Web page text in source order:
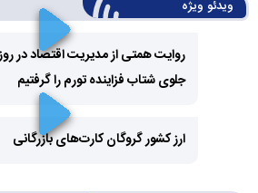
ویدئو ویژه
Play
Video
روایت همتی از مدیریت اقتصاد در
جلوی شتاب فزاینده تورم را گرفتیم
ارز کشور گروگان کارت‌های بازرگانی